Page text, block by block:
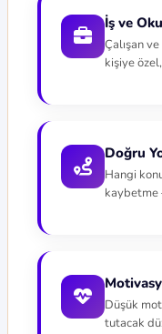
İş ve
Çalışan
kişiye
Doğru
Hangi
Düşük
tutacak